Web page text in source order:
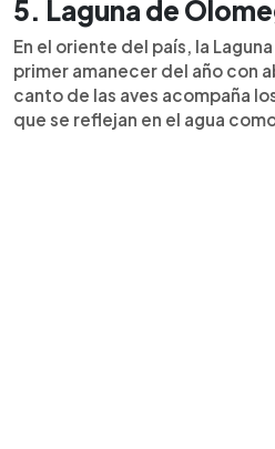
5. Laguna de
En el oriente del país, la
primer amanecer del año con
canto de las aves acompaña
que se reflejan en el agua